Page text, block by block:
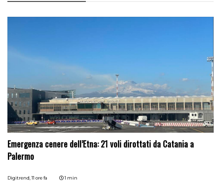
Emergenza cenere dell’Etna: 21 voli dirottati da Catania a
Palermo
Digitrend,11 ore fa 1 min